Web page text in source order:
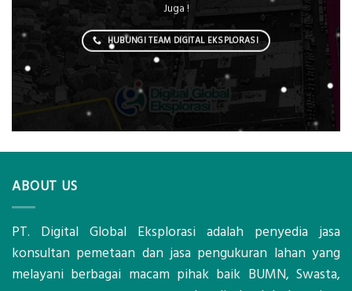
Juga !
HUBUNGI TEAM DIGITAL EKSPLORASI
ABOUT US
PT. Digital Global Eksplorasi adalah penyedia jasa
konsultan pemetaan dan jasa pengukuran lahan yang
melayani berbagai macam pihak baik BUMN, Swasta,